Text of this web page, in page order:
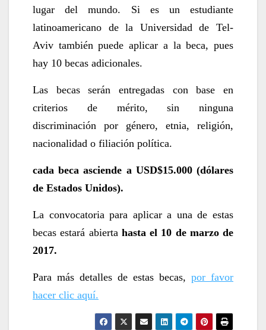
lugar del mundo. Si es un estudiante
latinoamericano de la Universidad de Tel-
Aviv también puede aplicar a la beca, pues
hay 10 becas adicionales.
Las becas serán entregadas con base en
criterios de mérito, sin ninguna
discriminación por género, etnia, religión,
nacionalidad o filiación política.
cada beca asciende a USD$15.000 (dólares
de Estados Unidos).
La convocatoria para aplicar a una de estas
becas estará abierta hasta el 10 de marzo de
2017.
Para más detalles de estas becas, por favor
hacer clic aquí.